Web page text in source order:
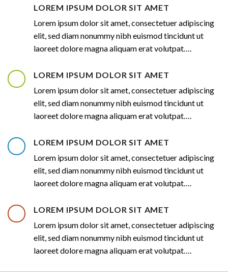
LOREM IPSUM DOLOR SIT AMET
Lorem ipsum dolor sit amet, consectetuer adipiscing
elit, sed diam nonummy nibh euismod tincidunt ut
laoreet dolore magna aliquam erat volutpat….
LOREM IPSUM DOLOR SIT AMET
Lorem ipsum dolor sit amet, consectetuer adipiscing
elit, sed diam nonummy nibh euismod tincidunt ut
laoreet dolore magna aliquam erat volutpat….
LOREM IPSUM DOLOR SIT AMET
Lorem ipsum dolor sit amet, consectetuer adipiscing
elit, sed diam nonummy nibh euismod tincidunt ut
laoreet dolore magna aliquam erat volutpat….
LOREM IPSUM DOLOR SIT AMET
Lorem ipsum dolor sit amet, consectetuer adipiscing
elit, sed diam nonummy nibh euismod tincidunt ut
laoreet dolore magna aliquam erat volutpat….